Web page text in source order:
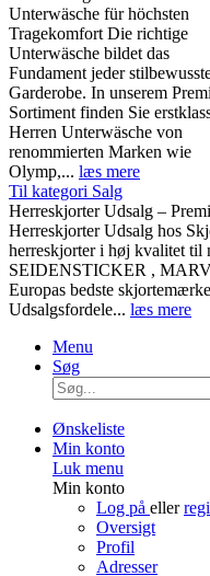
Unterwäsche für höchsten
Tragekomfort Die richtige
Unterwäsche bildet das
Fundament jeder
Garderobe. In unserem
Sortiment finden Sie
Herren Unterwäsche von
renommierten Marken wie
Olymp,... læs mere
Til kategori Salg
Herreskjorter Udsalg –
Herreskjorter Udsalg hos
herreskjorter i høj kvalitet til
SEIDENSTICKER ,
Europas bedste
Udsalgsfordele... læs mere
Menu
Søg
Ønskeliste
Min konto
Luk menu
Min konto
Log på eller
Oversigt
Profil
Adresser